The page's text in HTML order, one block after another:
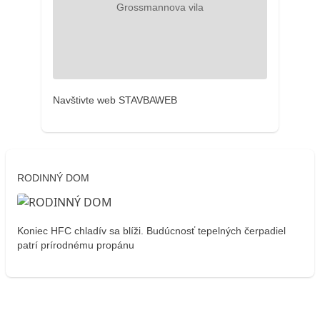
Navštivte web STAVBAWEB
RODINNÝ DOM
Koniec HFC chladív sa blíži. Budúcnosť tepelných čerpadiel
patrí prírodnému propánu